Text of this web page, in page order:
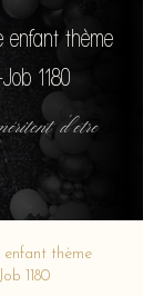
enfant thème
1180
d'etre
thème
1180